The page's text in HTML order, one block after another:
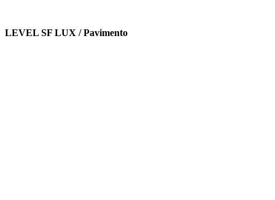
LEVEL SF LUX / Pavimento